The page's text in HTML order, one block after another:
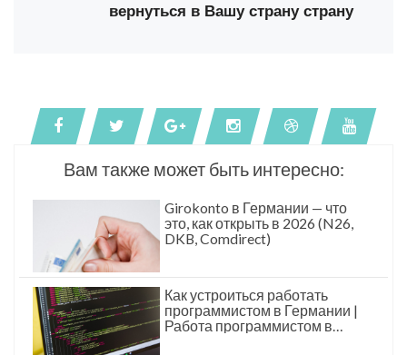
вернуться в Вашу страну страну
Вам также может быть интересно:
Girokonto в Германии — что
это, как открыть в 2026 (N26,
DKB, Comdirect)
Как устроиться работать
программистом в Германии |
Работа программистом в